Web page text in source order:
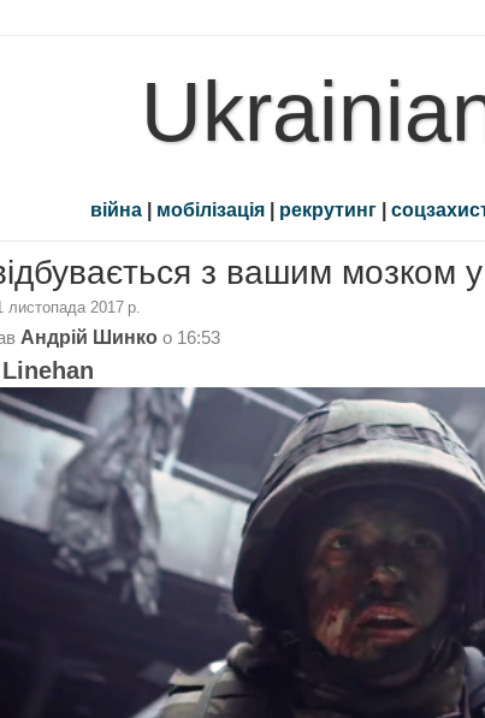
війна | мобілізація | рекрутинг |
з вашим мозком
листопада 2017 р.
Андрій Шинко о 16:53